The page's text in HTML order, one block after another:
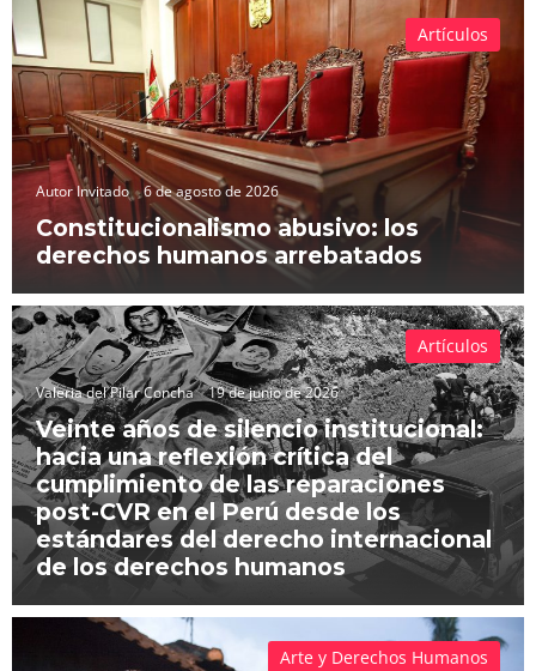
Autor Invitado 6 de agosto de 2026
Constitucionalismo abusivo: los
derechos humanos arrebatados
Artículos
Valeria del Pilar Concha 19 de junio de 2026
Veinte años de silencio institucional:
hacia una reflexión crítica del
cumplimiento de las reparaciones
post-CVR en el Perú desde los
estándares del derecho internacional
de los derechos humanos
Artículos
Arte y Derechos Humanos